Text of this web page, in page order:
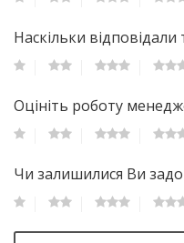
Наскільки
Оцініть роботу
Чи залишилися Ви